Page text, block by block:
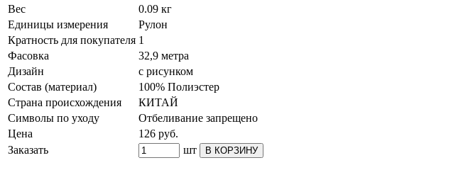
Вес
0.09 кг
Единицы измерения
Рулон
Кратность для покупателя 1
Фасовка
32,9 метра
Дизайн
с рисунком
Состав (материал)
100% Полиэстер
Страна происхождения
КИТАЙ
Символы по уходу
Отбеливание запрещено
Цена
126 руб.
Заказать
шт В КОРЗИНУ